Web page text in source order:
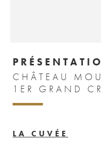
CHÂTEAU
1ER GRAND
LA CUVÉE